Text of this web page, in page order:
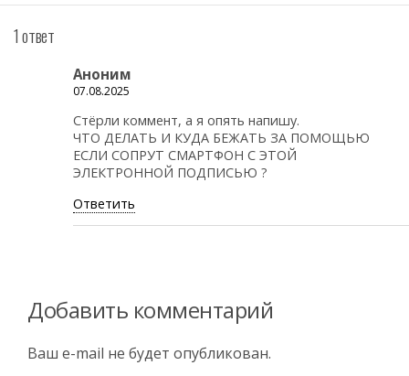
1 ответ
Аноним
07.08.2025
Стёрли коммент, а я опять напишу.
ЧТО ДЕЛАТЬ И КУДА БЕЖАТЬ ЗА ПОМОЩЬЮ
ЕСЛИ СОПРУТ СМАРТФОН С ЭТОЙ
ЭЛЕКТРОННОЙ ПОДПИСЬЮ ?
Ответить
Добавить комментарий
Ваш e-mail не будет опубликован.